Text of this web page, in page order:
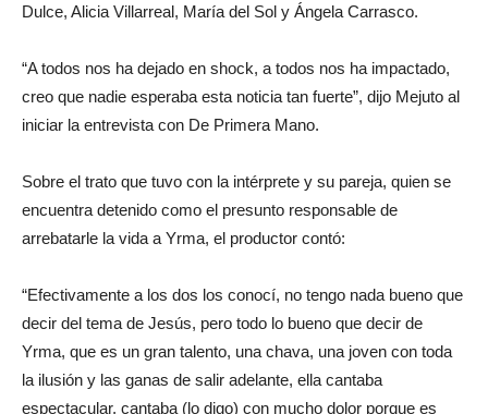
Dulce, Alicia Villarreal, María del Sol y Ángela Carrasco.
“A todos nos ha dejado en shock, a todos nos ha impactado,
creo que nadie esperaba esta noticia tan fuerte”, dijo Mejuto al
iniciar la entrevista con De Primera Mano.
Sobre el trato que tuvo con la intérprete y su pareja, quien se
encuentra detenido como el presunto responsable de
arrebatarle la vida a Yrma, el productor contó:
“Efectivamente a los dos los conocí, no tengo nada bueno que
decir del tema de Jesús, pero todo lo bueno que decir de
Yrma, que es un gran talento, una chava, una joven con toda
la ilusión y las ganas de salir adelante, ella cantaba
espectacular, cantaba (lo digo) con mucho dolor porque es